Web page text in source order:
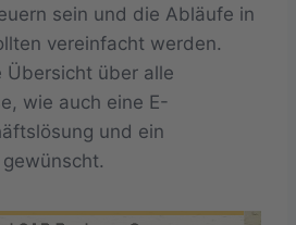
sein und die Abläufe in
vereinfacht werden.
Übersicht über alle
wie auch eine E-
und ein